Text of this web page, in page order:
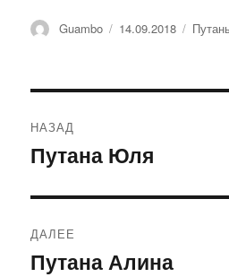
Автор
Guambo Опубликовано
14.09.2018
по
НАЗАД
Предыдущая
Путана Юля
ДАЛЕЕ
Следующая
Путана Алина